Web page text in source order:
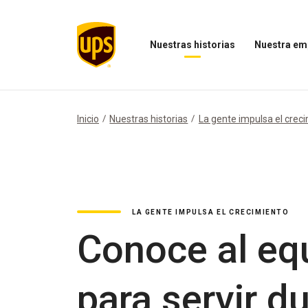
Nuestras historias
historias
Nuestra
empresa
Inicio Nuestras historias La gente impulsa el
LA GENTE IMPULSA EL CRECIMIENTO
Conoce al